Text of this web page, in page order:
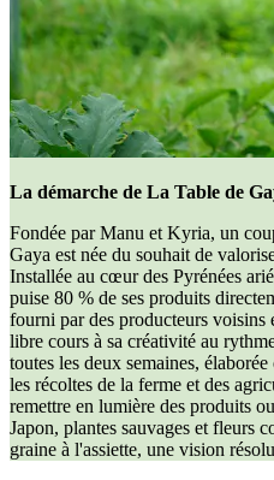
La démarche de La Table de
Fondée par Manu et Kyria, un
Gaya est née du souhait de
Installée au cœur des Pyrénées
puise 80 % de ses produits
fourni par des producteurs
libre cours à sa créativité au
toutes les deux semaines,
les récoltes de la ferme et des
remettre en lumière des produits
Japon, plantes sauvages et fleurs
graine à l'assiette, une vision